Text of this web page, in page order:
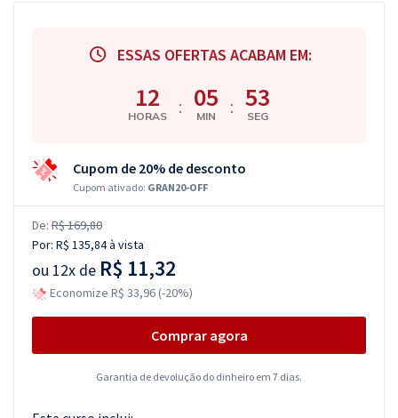
ESSAS OFERTAS ACABAM EM:
12
HORAS : 05
MIN : 52
SEG
Cupom de 20% de desconto
Cupom ativado: GRAN20-OFF
De: R$ 169,80
Por: R$ 135,84à vista
ou 12x de R$ 11,32
Economize R$ 33,96 (-20%)
Comprar agora
Garantia de devolução do dinheiro em 7 dias.